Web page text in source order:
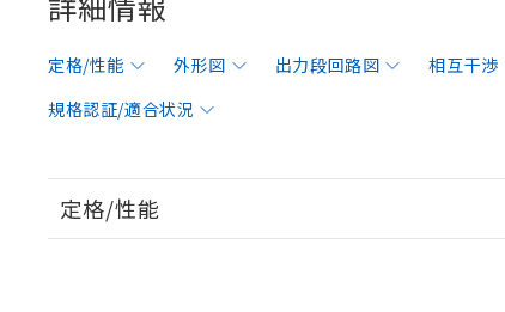
定格/性能 外形図 出力段回路図 相互干渉
規格認証/適合状況
定格/性能